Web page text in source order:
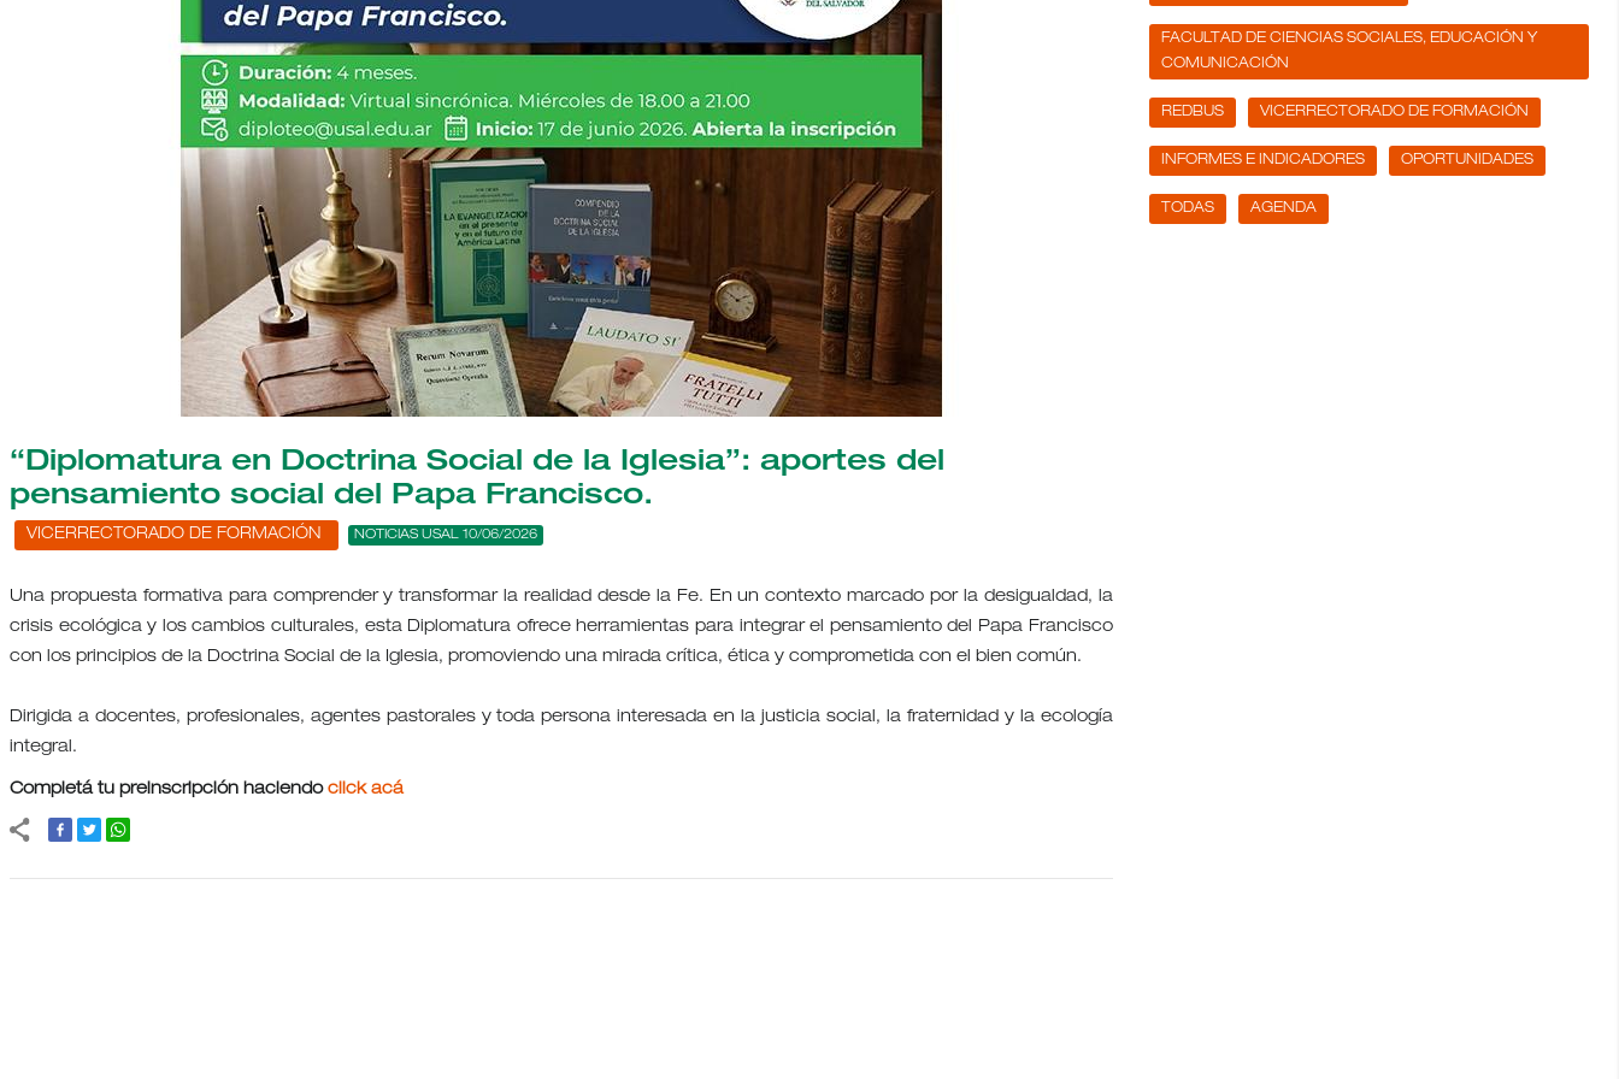
“Diplomatura en Doctrina Social de la Iglesia”: aportes del
pensamiento social del Papa Francisco.
VICERRECTORADO DE FORMACIÓN NOTICIAS USAL 10/06/2026
Una propuesta formativa para comprender y transformar la realidad desde la Fe. En un contexto marcado por la desigualdad, la
crisis ecológica y los cambios culturales, esta Diplomatura ofrece herramientas para integrar el pensamiento del Papa Francisco
con los principios de la Doctrina Social de la Iglesia, promoviendo una mirada crítica, ética y comprometida con el bien común.
Dirigida a docentes, profesionales, agentes pastorales y toda persona interesada en la justicia social, la fraternidad y la ecología
integral.
Completá tu preinscripción haciendo click acá
FACULTAD DE CIENCIAS SOCIALES, EDUCACIÓN Y
COMUNICACIÓN
REDBUS VICERRECTORADO DE FORMACIÓN
INFORMES E INDICADORES OPORTUNIDADES
TODAS AGENDA